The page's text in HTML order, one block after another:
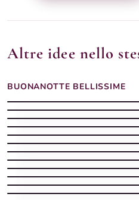
Altre idee nello
BUONANOTTE BELLISSIME
Buonanotte margherite gialla
Buonanotte bellissima dolce
Buonanotte tazza cappuccino
Buonanotte cielo stellato
Buonanotte cerbiatto chiaro
Buonanotte girasoli barattolo
Buonanotte prato crochi
Buonanotte orsetto bianco
Buonanotte serena
Buonanotte estiva con luna piena
Buonanotte intima